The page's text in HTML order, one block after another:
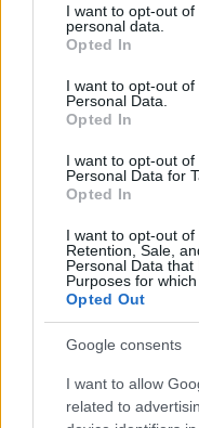
not limited to your visit
grant or deny consent
use your data for
consent section.
I want to opt-out
personal data.
Opted In
I want to opt-out
Personal Data.
Opted In
I want to opt-out
Personal Data for
Opted In
I want to opt-out of
Retention, Sale,
Personal Data
Purposes for
Opted Out
Google consents
I want to allow
related to
– persze, nem
Furcsa módon a
rajongója, mármint
kevésbé kellemes
Huberty, nemcsak
második férje,
ellenségeként
ahol 1797-ben
Napóleon
bálványát.
Nem volt nagy
lehet, hogy ott véget
története, így
és a gyereküket, ők
éltek Grazban,
Londonban.